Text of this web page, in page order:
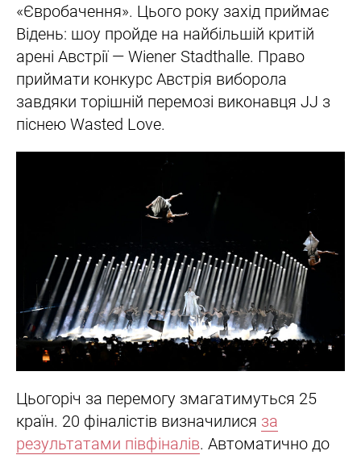
«Євробачення». Цього року захід приймає
Відень: шоу пройде на найбільшій критій
арені Австрії — Wiener Stadthalle. Право
приймати конкурс Австрія виборола
завдяки торішній перемозі виконавця JJ з
піснею Wasted Love.
Цьогоріч за перемогу змагатимуться 25
країн. 20 фіналістів визначилися за
результатами півфіналів. Автоматично до